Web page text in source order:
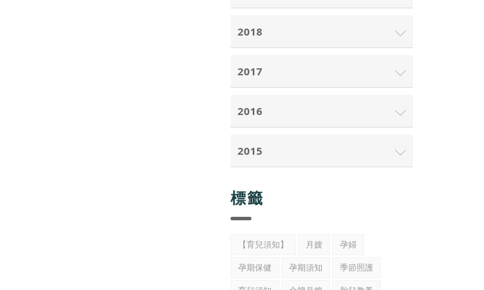
2018
2017
2016
2015
標籤
【育兒須知】 月嫂
孕婦
孕期保健
孕期須知
季節照護